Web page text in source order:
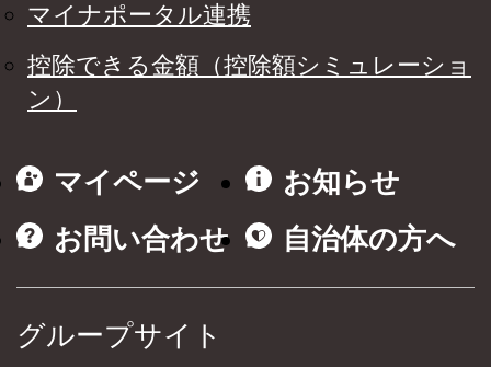
マイナポータル連携
控除できる金額（控除額シミュレーショ
ン）
マイページ
お知らせ
お問い合わせ
自治体の方へ
グループサイト